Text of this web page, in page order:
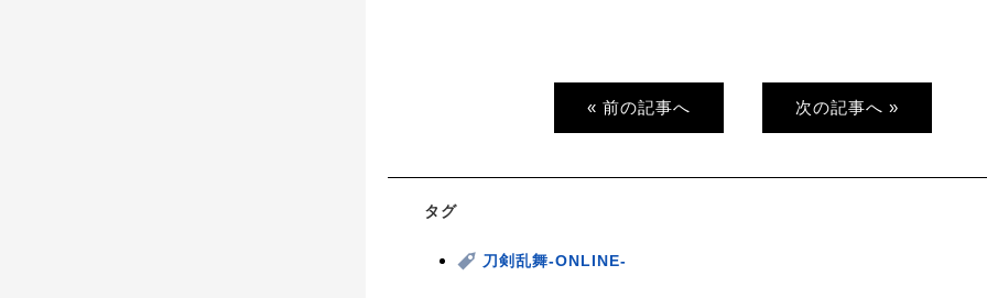
« 前の記事へ 次の記事へ »
タグ
刀剣乱舞-ONLINE-